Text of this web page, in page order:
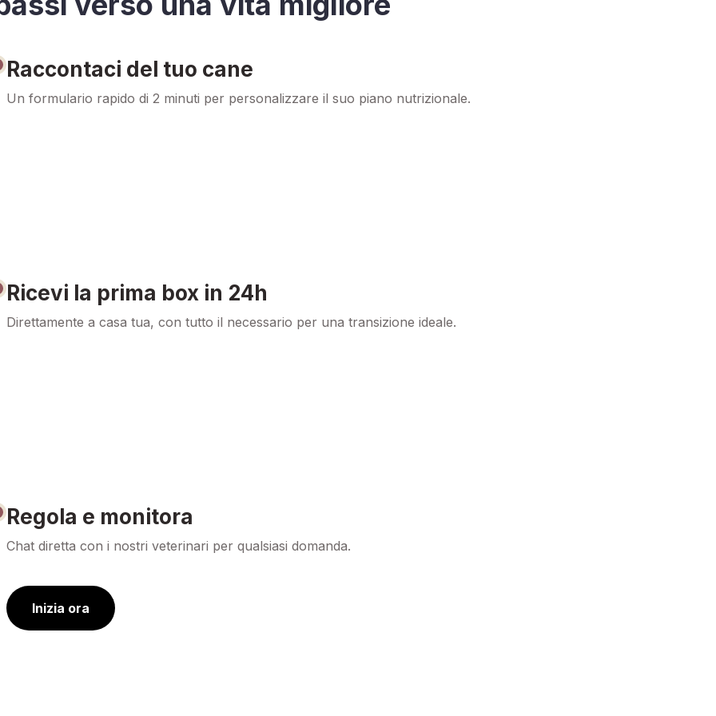
Raccontaci del tuo cane
Un formulario rapido di 2 minuti per personalizzare il suo piano nutrizionale.
Ricevi la prima box in 24h
Direttamente a casa tua, con tutto il necessario per una transizione ideale.
Regola e monitora
Chat diretta con i nostri veterinari per qualsiasi domanda.
Inizia ora